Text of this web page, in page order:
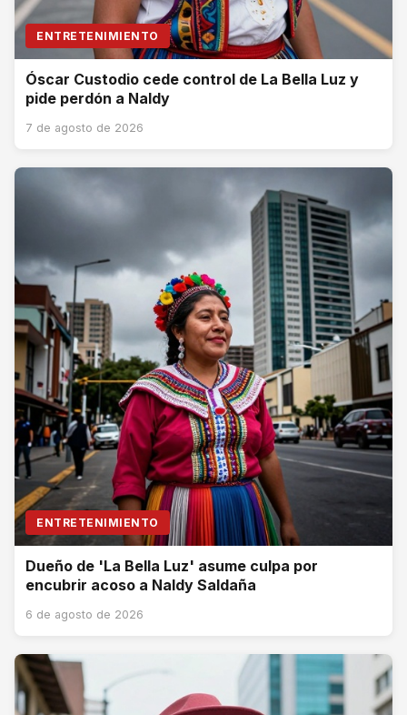
ENTRETENIMIENTO
Óscar Custodio cede control de La Bella Luz y
pide perdón a Naldy
7 de agosto de 2026
ENTRETENIMIENTO
Dueño de 'La Bella Luz' asume culpa por
encubrir acoso a Naldy Saldaña
6 de agosto de 2026